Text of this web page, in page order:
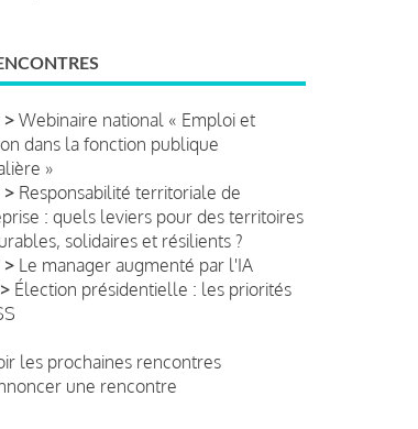
Webinaire national « Emploi et
dans la fonction publique
»
Responsabilité territoriale de
: quels leviers pour des territoires
solidaires et résilients ?
Le manager augmenté par l'IA
Élection présidentielle : les priorités
les prochaines rencontres
une rencontre